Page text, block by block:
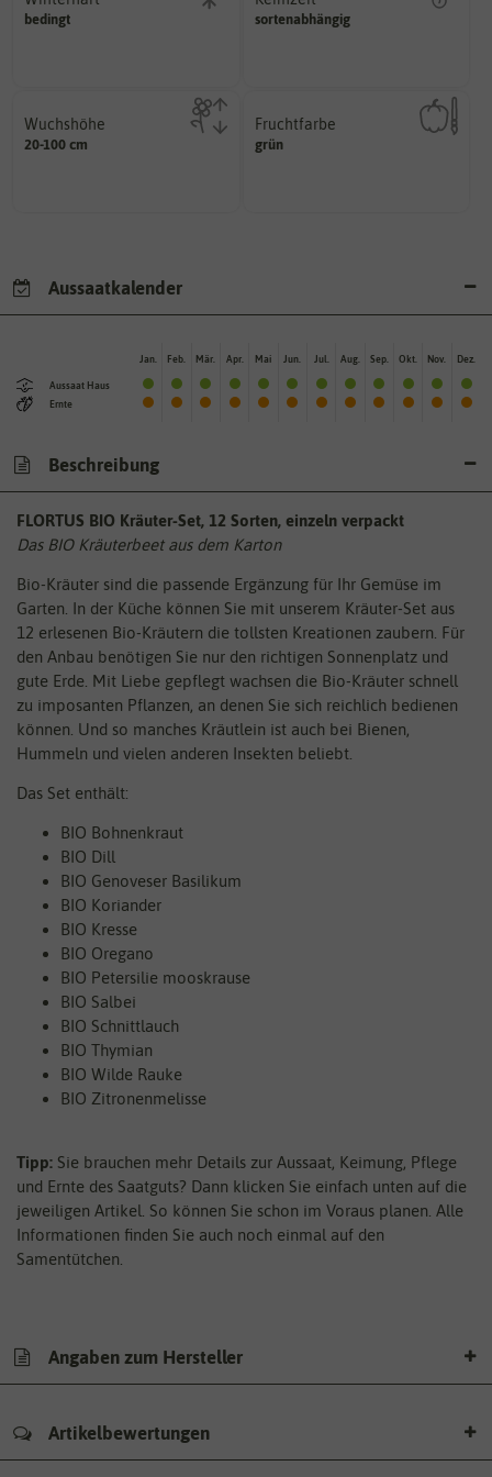
bedingt
Probleme überwintern können.
sortenabhängig
unter Idealbedingungen das
erste Keimblattpaar zeigt?
Wuchshöhe
20-100 cm
kann unter Idealumständen
diese Größe erreichen.
Fruchtfarbe
grün
sie nach dem Reifungsprozess
hat.
Aussaatkalender
Aussaat Haus
Ernte
Jan. Feb. Mär. Apr. Mai Jun. Jul. Aug. Sep. Okt. Nov. Dez.
Beschreibung
FLORTUS BIO Kräuter-Set, 12 Sorten, einzeln verpackt
Das BIO Kräuterbeet aus dem Karton
Bio-Kräuter sind die passende Ergänzung für Ihr Gemüse im
Garten. In der Küche können Sie mit unserem Kräuter-Set aus
12 erlesenen Bio-Kräutern die tollsten Kreationen zaubern. Für
den Anbau benötigen Sie nur den richtigen Sonnenplatz und
gute Erde. Mit Liebe gepflegt wachsen die Bio-Kräuter schnell
zu imposanten Pflanzen, an denen Sie sich reichlich bedienen
können. Und so manches Kräutlein ist auch bei Bienen,
Hummeln und vielen anderen Insekten beliebt.
Das Set enthält:
BIO Bohnenkraut
BIO Dill
BIO Genoveser Basilikum
BIO Koriander
BIO Kresse
BIO Oregano
BIO Petersilie mooskrause
BIO Salbei
BIO Schnittlauch
BIO Thymian
BIO Wilde Rauke
BIO Zitronenmelisse
Tipp: Sie brauchen mehr Details zur Aussaat, Keimung, Pflege
und Ernte des Saatguts? Dann klicken Sie einfach unten auf die
jeweiligen Artikel. So können Sie schon im Voraus planen. Alle
Informationen finden Sie auch noch einmal auf den
Samentütchen.
Angaben zum Hersteller
Artikelbewertungen